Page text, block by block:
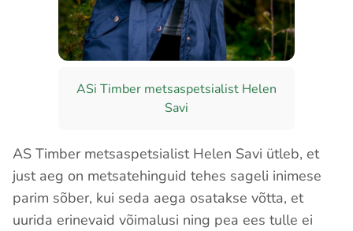
ASi Timber metsaspetsialist Helen
Savi
AS Timber metsaspetsialist Helen Savi ütleb, et
just aeg on metsatehinguid tehes sageli inimese
parim sõber, kui seda aega osatakse võtta, et
uurida erinevaid võimalusi ning pea ees tulle ei